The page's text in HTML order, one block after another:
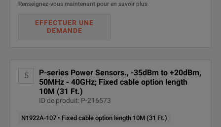
Renseignez-vous maintenant pour en savoir plus
EFFECTUER UNE
DEMANDE
5
P-series Power Sensors., -35dBm to +20dBm,
50MHz - 40GHz; Fixed cable option length
10M (31 Ft.)
ID de produit: P-216573
N1922A-107 • Fixed cable option length 10M (31 Ft.)